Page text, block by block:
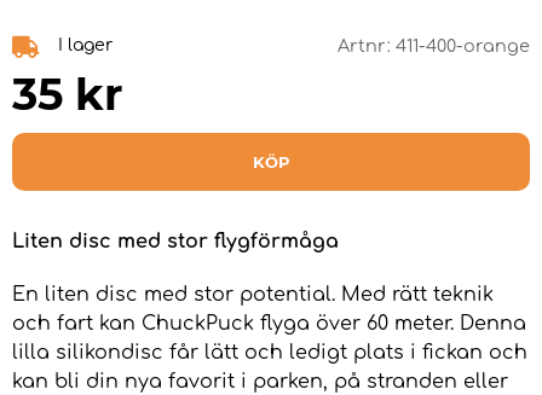
I lager Artnr: 411-400-orange
35 kr
KÖP
Liten disc med stor flygförmåga
En liten disc med stor potential. Med rätt teknik
och fart kan ChuckPuck flyga över 60 meter. Denna
lilla silikondisc får lätt och ledigt plats i fickan och
kan bli din nya favorit i parken, på stranden eller